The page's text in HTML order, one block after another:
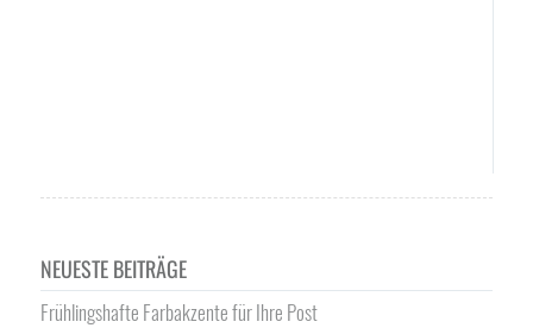
NEUESTE BEITRÄGE
Frühlingshafte Farbakzente für Ihre Post